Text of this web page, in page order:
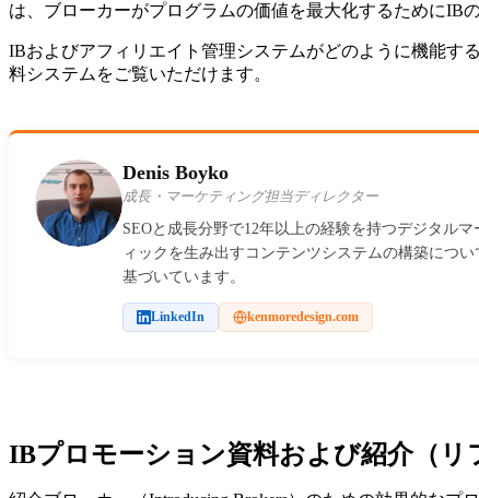
は、ブローカーがプログラムの価値を最大化するためにIB
IBおよびアフィリエイト管理システムがどのように機能す
料システムをご覧いただけます。
Denis Boyko
成長・マーケティング担当ディレクター
SEOと成長分野で12年以上の経験を持つデジタル
ィックを生み出すコンテンツシステムの構築につ
基づいています。
LinkedIn kenmoredesign.com
IBプロモーション資料および紹介（